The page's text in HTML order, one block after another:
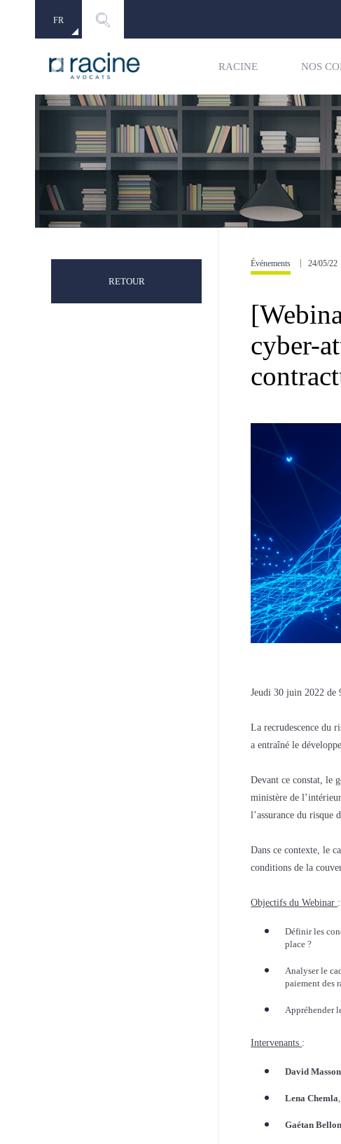
FR
EN
RACINE NOS
RETOUR
Événements 24/05/22
cyber-
Jeudi 30 juin 2022 de
La recrudescence du
a entraîné le
Devant ce constat, le
ministère de
l’assurance du risque
Dans ce contexte, le
conditions de la
Objectifs du Webinar :
Définir les
place ?
Analyser le
paiement des
Appréhender
Intervenants :
David Masson
Lena Chemla
Gaétan